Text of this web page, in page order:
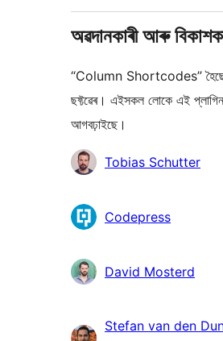
অৱদানকাৰী আৰু
“Column Shortcodes”
ছফ্টৱেৰ। এইসকল লোকে এই
আগবঢ়াইছে।
অৱদানকাৰীসকলTobias Schutter
Codepress
David Mosterd
Stefan van den